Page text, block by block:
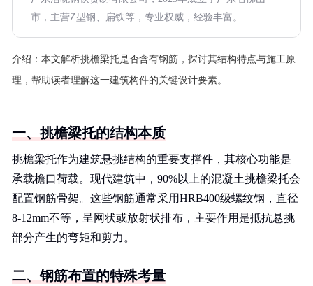
市，主营Z型钢、扁铁等，专业权威，经验丰富。
介绍： 本文解析挑檐梁托是否含有钢筋，探讨其结构特点与施工原
理，帮助读者理解这一建筑构件的关键设计要素。
一、挑檐梁托的结构本质
挑檐梁托作为建筑悬挑结构的重要支撑件，其核心功能是
承载檐口荷载。现代建筑中，90%以上的混凝土挑檐梁托会
配置钢筋骨架。这些钢筋通常采用HRB400级螺纹钢，直径
8-12mm不等，呈网状或放射状排布，主要作用是抵抗悬挑
部分产生的弯矩和剪力。
二、钢筋布置的特殊考量